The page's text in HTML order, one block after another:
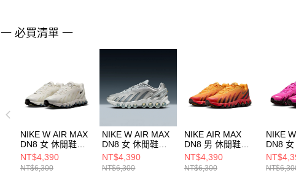
形，
動。
一 必買清單 一
NIKE W AIR MAX
DN8 女 休閒鞋
HF5509101
NT$4,390
NT$6,300
NIKE W AIR MAX
DN8 女 休閒鞋
HF5509001
NT$4,390
NT$6,300
NIKE AIR MAX
DN8 男 休閒鞋
FQ7860800
NT$4,390
NT$6,300
NIKE
DN8